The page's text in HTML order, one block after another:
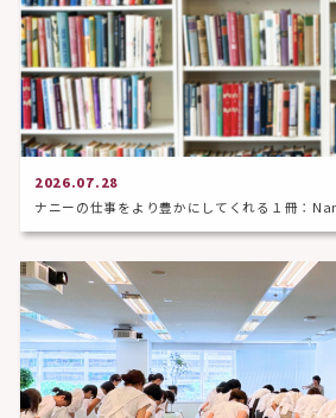
2026.07.28
ナニーの仕事をより豊かにしてくれる１冊：